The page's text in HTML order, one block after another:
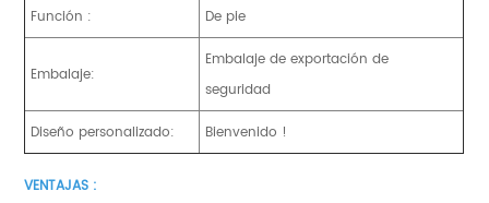
Función :
De pie
Embalaje:
Embalaje de exportación de
seguridad
Diseño personalizado:
Bienvenido !
VENTAJAS :